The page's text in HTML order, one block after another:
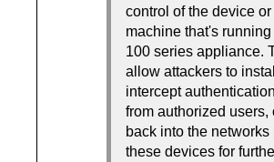
control of the device or
machine that's
100 series appliance.
allow attackers to
intercept
from authorized users,
back into the networks
these devices for